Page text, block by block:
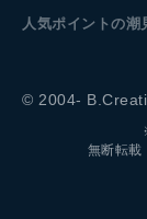
人気ポイントの潮
© 2004-
無断転載